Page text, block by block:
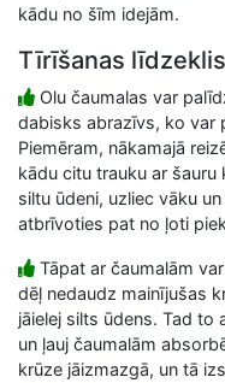
kādu no šīm idejām.
Tīrīšanas līdzeklis
Olu čaumalas var
dabisks abrazīvs, ko var
Piemēram, nākamajā
kādu citu trauku ar šauru
siltu ūdeni, uzliec vāku
atbrīvoties pat no ļoti
Tāpat ar čaumalām
dēļ nedaudz mainījušas
jāielej silts ūdens. Tad to
un ļauj čaumalām
krūze jāizmazgā, un tā